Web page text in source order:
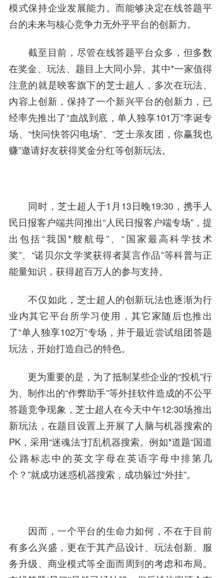
模式保持企业发展能力。而能够决定在线答题平
台的未来与核心竞争力无外乎平台的创新力。
截至目前，尽管在线答题平台众多，但多数
在奖金、玩法、题目上大同小异。其中*一家值得
注意的就是映客旗下的芝士超人，多次在玩法、
内容上创新，保持了一个新兴平台的创新力，已
经率先推出了“血战到底，单人独享101万”李诞专
场、“快问快答闪电场”、“芝士亲友团，你赢我也
赚”邀请好友获得奖金分红等创新玩法。
同时，芝士超人于1月13日晚19:30，携手人
民日报客户端共同推出“人民日报客户端专场”，提
出包括“我国*艘航母”、“国家最高科学技术
奖”、“诺贝尔文学奖获得者莫言作品”等科普与正
能量知识，获得超百万人的参与支持。
不仅如此，芝士超人的创新玩法也逐渐为行
业内其它平台所学习使用，其它家随后也推出
了“单人独享102万”专场，并于最近尝试组团答题
玩法，开始打造自己的特色。
更为重要的是，为了抵制某些企业的“投机”行
为、制作出的“作弊助手”等外挂软件造成的不公平
答题竞争现象，芝士超人在今天中午12:30场推出
新玩法，在题目设置上开展了人脑与机器搜索的
PK，采用“迷魂法”打乱机器搜索。例如*道题“国道
公路标志中的英文字母在英语字母中排第几
个？”就成功迷惑机器搜索，成功躲过“外挂”。
因而，一个平台的生命力如何，不在于目前
有多么兴盛，更在于其产品设计、玩法创新、服
务升级、商业模式等全面而周到的考虑和布局。